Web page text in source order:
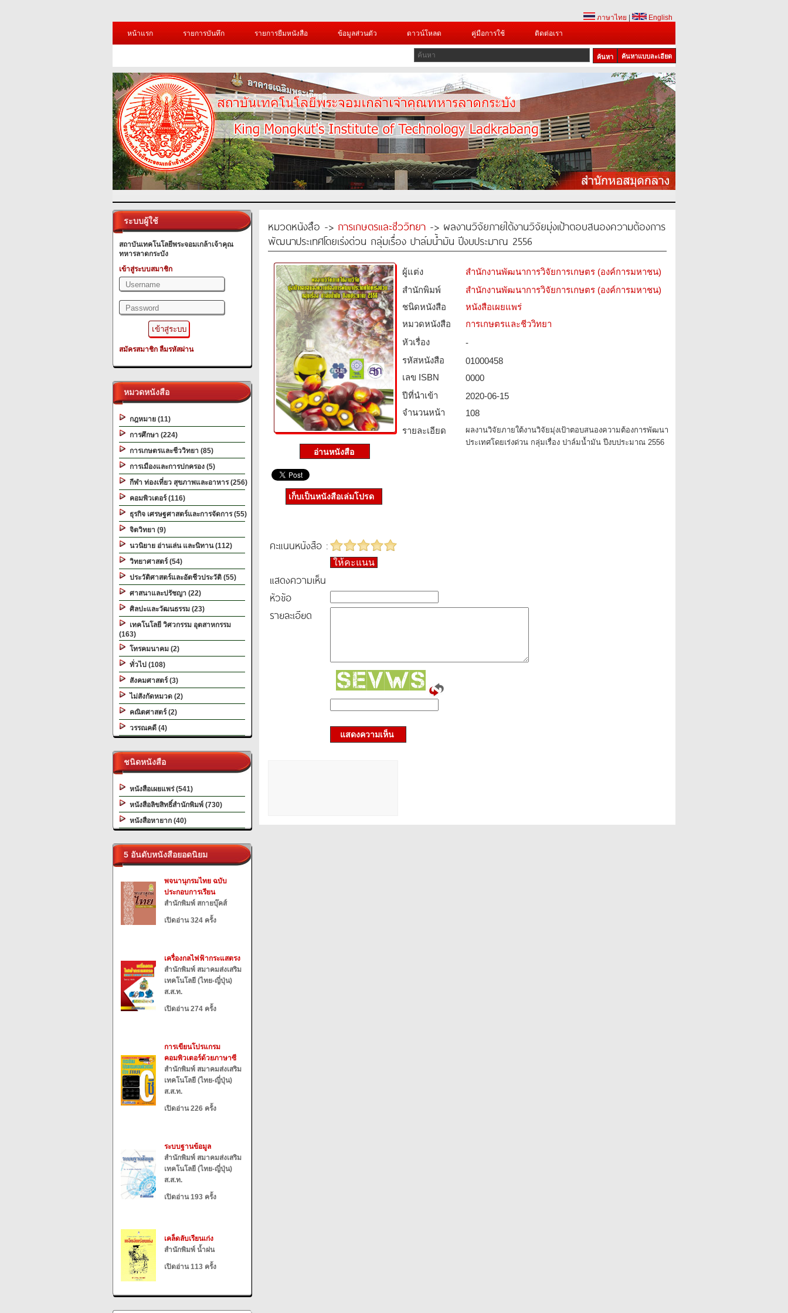
ภาษาไทย
English
หน้าแรก
รายการบันทึก รายการยืมหนังสือ ข้อมูลส่วนตัว ดาวน์โหลด คู่มือการใช้ ติดต่อเรา
ค้นหาแบบละเอียด
ระบบผู้ใช้
สถาบันเทคโนโลยีพระจอมเกล้าเจ้าคุณ
ทหารลาดกระบัง
เข้าสู่ระบบสมาชิก
สมัครสมาชิก ลืมรหัสผ่าน
หมวดหนังสือ
กฎหมาย (11)
การศึกษา (224)
การเกษตรและชีววิทยา (85)
การเมืองและการปกครอง (5)
กีฬา ท่องเที่ยว สุขภาพและอาหาร (256)
คอมพิวเตอร์ (116)
ธุรกิจ เศรษฐศาสตร์และการจัดการ (55)
จิตวิทยา (9)
นวนิยาย อ่านเล่น และนิทาน (112)
วิทยาศาสตร์ (54)
ประวัติศาสตร์และอัตชีวประวัติ (55)
ศาสนาและปรัชญา (22)
ศิลปะและวัฒนธรรม (23)
เทคโนโลยี วิศวกรรม อุตสาหกรรม
(163)
โทรคมนาคม (2)
ทั่วไป (108)
สังคมศาสตร์ (3)
ไม่สังกัดหมวด (2)
คณิตศาสตร์ (2)
วรรณคดี (4)
ชนิดหนังสือ
หนังสือเผยแพร่ (541)
หนังสือลิขสิทธิ์สำนักพิมพ์ (730)
หนังสือหายาก (40)
5 อันดับหนังสือยอดนิยม
พจนานุกรมไทย ฉบับ
ประกอบการเรียน
สำนักพิมพ์ สกายบุ๊คส์
เปิดอ่าน 324 ครั้ง
เครื่องกลไฟฟ้ากระแสตรง
สำนักพิมพ์ สมาคมส่งเสริม
เทคโนโลยี (ไทย-ญี่ปุ่น)
ส.ส.ท.
เปิดอ่าน 274 ครั้ง
การเขียนโปรแกรม
คอมพิวเตอร์ด้วยภาษาซี
สำนักพิมพ์ สมาคมส่งเสริม
เทคโนโลยี (ไทย-ญี่ปุ่น)
ส.ส.ท.
เปิดอ่าน 226 ครั้ง
ระบบฐานข้อมูล
สำนักพิมพ์ สมาคมส่งเสริม
เทคโนโลยี (ไทย-ญี่ปุ่น)
ส.ส.ท.
เปิดอ่าน 193 ครั้ง
เคล็ดลับเรียนเก่ง
สำนักพิมพ์ น้ำฝน
เปิดอ่าน 113 ครั้ง
หมวดหนังสือ -> การเกษตรและชีววิทยา -> ผลงานวิจัยภายใต้งานวิจัยมุ่งเป้าตอบสนองความต้องการ
พัฒนาประเทศโดยเร่งด่วน กลุ่มเรื่อง ปาล์มน้ำมัน ปีงบประมาณ 2556
ผู้แต่ง
สำนักงานพัฒนาการวิจัยการเกษตร (องค์การมหาชน)
สำนักพิมพ์
สำนักงานพัฒนาการวิจัยการเกษตร (องค์การมหาชน)
ชนิดหนังสือ­
หนังสือเผยแพร่
หมวดหนังสือ­
การเกษตรและชีววิทยา
หัวเรื่อง
-
รหัสหนังสือ­
01000458
เลข ISBN
0000
ปีที่นำเข้า
2020-06-15
จำนวนหน้า
108
รายละเอียด
ผลงานวิจัยภายใต้งานวิจัยมุ่งเป้าตอบสนองความต้องการพัฒนา
ประเทศโดยเร่งด่วน กลุ่มเรื่อง ปาล์มน้ำมัน ปีงบประมาณ 2556
เก็บเป็นหนังสือเล่มโปรด
คะแนนหนังสือ :
ให้คะแนน
แสดงความเห็น
หัวข้อ
รายละเอียด
แสดงความเห็น